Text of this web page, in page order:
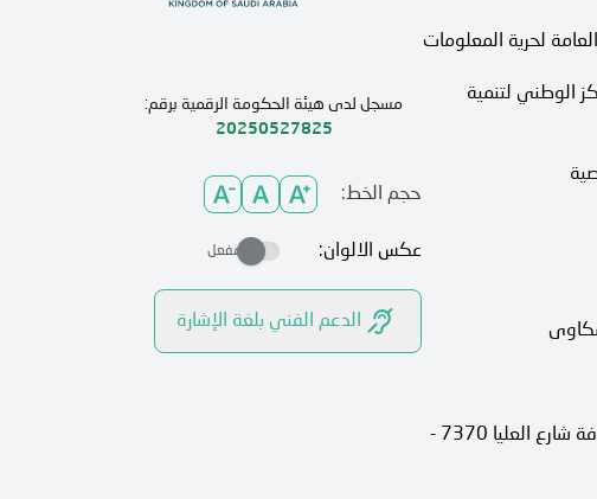
مسجل لدى هيئة الحكومة الرقمية برقم:
20250527825
حجم الخط:
عكس الالوان: مفعل
الدعم الفني بلغة الإشارة
لحرية المعلومات
الوطني لتنمية
الرياض، 13315، حي الصحافة شارع العليا 7370 -